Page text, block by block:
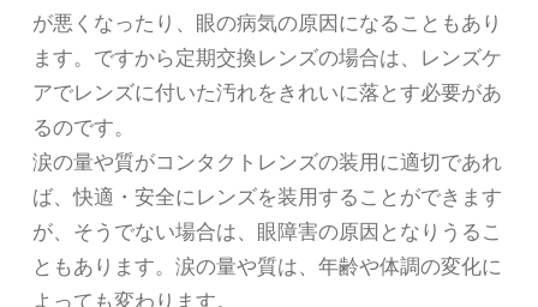
が悪くなったり、眼の病気の原因になることもあり
ます。ですから定期交換レンズの場合は、レンズケ
アでレンズに付いた汚れをきれいに落とす必要があ
るのです。
涙の量や質がコンタクトレンズの装用に適切であれ
ば、快適・安全にレンズを装用することができます
が、そうでない場合は、眼障害の原因となりうるこ
ともあります。涙の量や質は、年齢や体調の変化に
よっても変わります。